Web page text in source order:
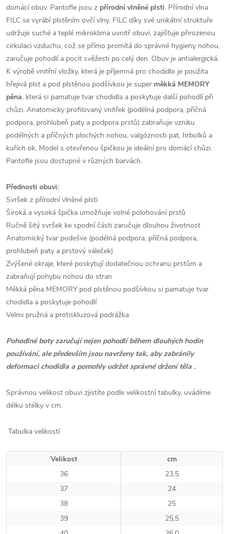
domácí obuv. Pantofle jsou z přírodní vlněné plsti. Přírodní vlna
FILC se vyrábí plstěním ovčí vlny. FILC díky své unikátní struktuře
udržuje suché a teplé mikroklima uvnitř obuvi, zajišťuje přirozenou
cirkulaci vzduchu, což se přímo promítá do správné hygieny nohou,
zaručuje pohodlí a pocit svěžesti po celý den. Obuv je antialergická.
K výrobě vnitřní vložky, která je příjemná pro chodidlo je použita
hřejivá plst a pod plstěnou podšívkou je super měkká MEMORY
pěna, která si pamatuje tvar chodidla a poskytuje další pohodlí při
chůzi. Anatomicky profilovaný vnitřek (podélná podpora, příčná
podpora, prohlubeň paty a podpora prstů) zabraňuje vzniku
podélných a příčných plochých nohou, valgóznosti pat, hrbolků a
kuřích ok. Model s otevřenou špičkou je ideální pro domácí chůzi.
Pantofle jsou dostupné v různých barvách.
Přednosti obuvi:
Svršek z přírodní vlněné plsti
Široká a vysoká špička umožňuje volné polohování prstů
Ručně šitý svršek ke spodní části zaručuje dlouhou životnost
Anatomický tvar podešve (podélná podpora, příčná podpora,
prohlubeň paty a prstový váleček)
Zvýšené okraje, které poskytují dodatečnou ochranu prstům a
zabraňují pohybu nohou do stran
Měkká pěna MEMORY pod plstěnou podšívkou si pamatuje tvar
chodidla a poskytuje pohodlí
Velmi pružná a protiskluzová podrážka
Pohodlné boty zaručují nejen pohodlí během dlouhých hodin
používání, ale především jsou navrženy tak, aby zabránily
deformaci chodidla a pomohly udržet správné držení těla .
Správnou velikost obuvi zjistíte podle velikostní tabulky, uvádíme
délku stélky v cm.
Tabulka velikostí
Velikost
cm
36
23,5
37
24
38
25
39
25,5